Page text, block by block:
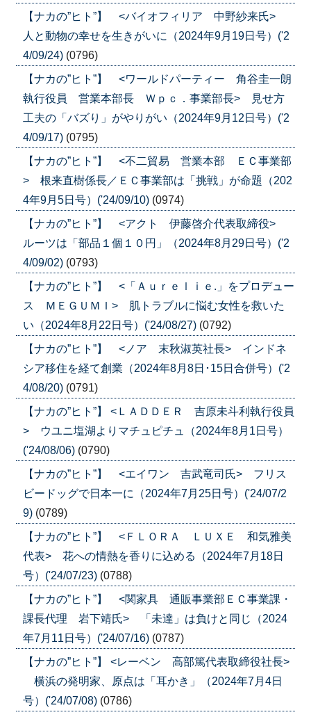
【ナカの”ヒト”】 <バイオフィリア 中野紗来氏>
人と動物の幸せを生きがいに（2024年9月19日号）('2
4/09/24) (0796)
【ナカの”ヒト”】 <ワールドパーティー 角谷圭一朗
執行役員 営業本部長 Ｗｐｃ．事業部長> 見せ方
工夫の「バズり」がやりがい（2024年9月12日号）('2
4/09/17) (0795)
【ナカの”ヒト”】 <不二貿易 営業本部 ＥＣ事業部
> 根来直樹係長／ＥＣ事業部は「挑戦」が命題（202
4年9月5日号）('24/09/10) (0974)
【ナカの”ヒト”】 <アクト 伊藤啓介代表取締役>
ルーツは「部品１個１０円」（2024年8月29日号）('2
4/09/02) (0793)
【ナカの”ヒト”】 <「Ａｕｒｅｌｉｅ.」をプロデュー
ス ＭＥＧＵＭＩ> 肌トラブルに悩む女性を救いた
い（2024年8月22日号）('24/08/27) (0792)
【ナカの”ヒト”】 <ノア 末秋淑英社長> インドネ
シア移住を経て創業（2024年8月8日･15日合併号）('2
4/08/20) (0791)
【ナカの”ヒト”】 <ＬＡＤＤＥＲ 吉原未斗利執行役員
> ウユニ塩湖よりマチュピチュ（2024年8月1日号）
('24/08/06) (0790)
【ナカの”ヒト”】 <エイワン 吉武竜司氏> フリス
ビードッグで日本一に（2024年7月25日号）('24/07/2
9) (0789)
【ナカの”ヒト”】 <ＦＬＯＲＡ ＬＵＸＥ 和気雅美
代表> 花への情熱を香りに込める（2024年7月18日
号）('24/07/23) (0788)
【ナカの”ヒト”】 <関家具 通販事業部ＥＣ事業課・
課長代理 岩下靖氏> 「未達」は負けと同じ（2024
年7月11日号）('24/07/16) (0787)
【ナカの”ヒト”】 <レーベン 高部篤代表取締役社長>
横浜の発明家、原点は「耳かき」（2024年7月4日
号）('24/07/08) (0786)